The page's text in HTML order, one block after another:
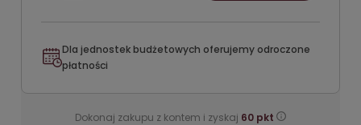
Dla jednostek budżetowych oferujemy odroczone
płatności
Dokonaj zakupu z kontem i zyskaj 60 pkt